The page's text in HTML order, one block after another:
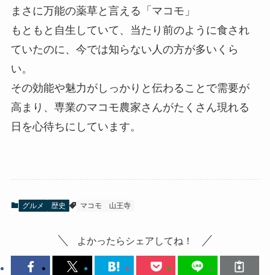
まさに万能の薬草と言える「マコモ」
もともと自生していて、当たり前のように食され
ていたのに、今では知らない人の方が多いくら
い。
その効能や魅力がしっかりと伝わることで需要が
高まり、専業のマコモ農家さんがたくさん現れる
日を心待ちにしています。
グルメ 歴史 マコモ 山王寺
よかったらシェアしてね！